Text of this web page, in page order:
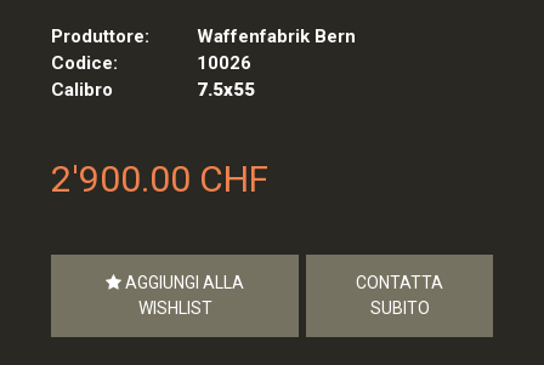
Produttore:
Waffenfabrik Bern
Codice:
10026
Calibro
7.5x55
2'900.00 CHF
AGGIUNGI ALLA
WISHLIST
CONTATTA
SUBITO